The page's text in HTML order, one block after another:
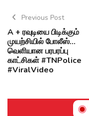
Previous Post
A + ரவுடியை பிடிக்கும்
முயற்சியில் போலீஸ்...
வெளியான பரபரப்பு
காட்சிகள் #TNPolice
#ViralVideo